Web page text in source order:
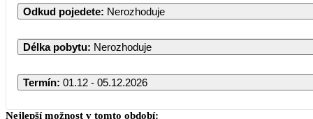
Odkud pojedete: Nerozhoduje
Délka pobytu: Nerozhoduje
Termín: 01.12 - 05.12.2026
Nejlepší možnost v tomto období: